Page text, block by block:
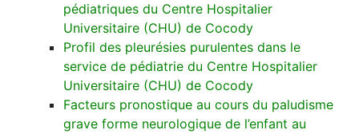
pédiatriques du Centre Hospitalier
Universitaire (CHU) de Cocody
Profil des pleurésies purulentes dans le
service de pédiatrie du Centre Hospitalier
Universitaire (CHU) de Cocody
Facteurs pronostique au cours du paludisme
grave forme neurologique de l’enfant au